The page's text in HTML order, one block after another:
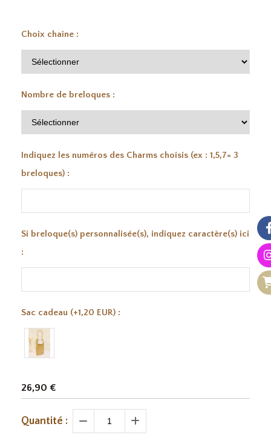
Choix chaîne :
Nombre de breloques :
Indiquez les numéros des Charms choisis (ex : 1,5,7= 3
breloques) :
Si breloque(s) personnalisée(s), indiquez caractère(s) ici
:
Sac cadeau (+1,20 EUR) :
26,90 €
Quantité :